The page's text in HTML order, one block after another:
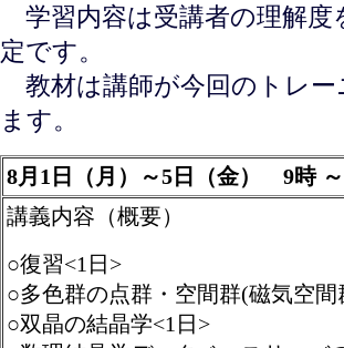
学習内容は受講者の理解度
定です。
教材は講師が今回のトレー
ます。
8月1日（月）～5日（金） 9時
講義内容（概要）
○復習<1日>
○多色群の点群・空間群(磁気空間
○双晶の結晶学<1日>